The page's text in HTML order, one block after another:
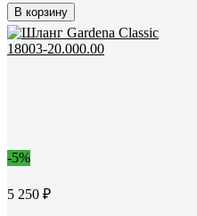
В корзину
-5%
5 250 ₽